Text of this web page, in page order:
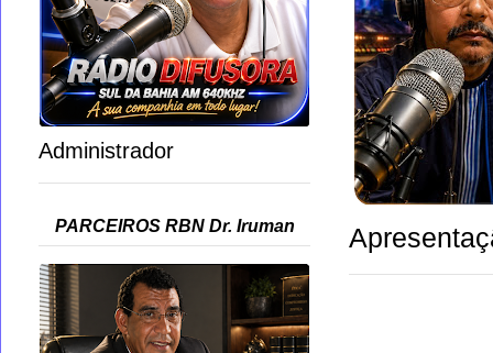
Administrador
PARCEIROS RBN Dr. Iruman